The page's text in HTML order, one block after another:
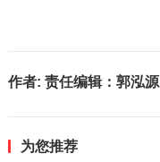
作者: 责任编辑：郭泓源
为您推荐